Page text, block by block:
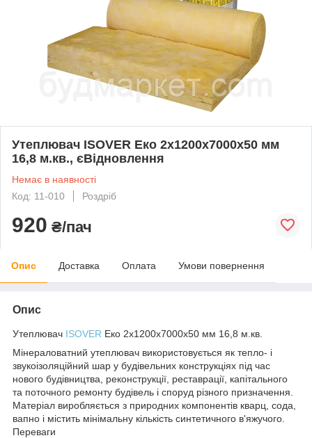
Утеплювач ISOVER Еко 2х1200х7000х50 мм
16,8 м.кв., єВідновлення
Немає в наявності
Код: 11-010
Роздріб
920 ₴/пач
Опис Доставка Оплата Умови повернення
Опис
Утеплювач ISOVER Еко 2х1200х7000х50 мм 16,8 м.кв.
Мінераловатний утеплювач використовується як тепло- і
звукоізоляційний шар у будівельних конструкціях під час
нового будівництва, реконструкції, реставрації, капітального
та поточного ремонту будівель і споруд різного призначення.
Матеріал виробляється з природних компонентів кварц, сода,
вапно і містить мінімальну кількість синтетичного в'яжучого.
Переваги